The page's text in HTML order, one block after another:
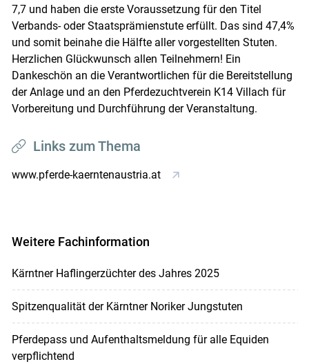
7,7 und haben die erste Voraussetzung für den Titel
Verbands- oder Staatsprämienstute erfüllt. Das sind 47,4%
und somit beinahe die Hälfte aller vorgestellten Stuten.
Herzlichen Glückwunsch allen Teilnehmern! Ein
Dankeschön an die Verantwortlichen für die Bereitstellung
der Anlage und an den Pferdezuchtverein K14 Villach für
Vorbereitung und Durchführung der Veranstaltung.
Links zum Thema
www.pferde-kaerntenaustria.at
Weitere Fachinformation
Kärntner Haflingerzüchter des Jahres 2025
Spitzenqualität der Kärntner Noriker Jungstuten
Pferdepass und Aufenthaltsmeldung für alle Equiden
verpflichtend